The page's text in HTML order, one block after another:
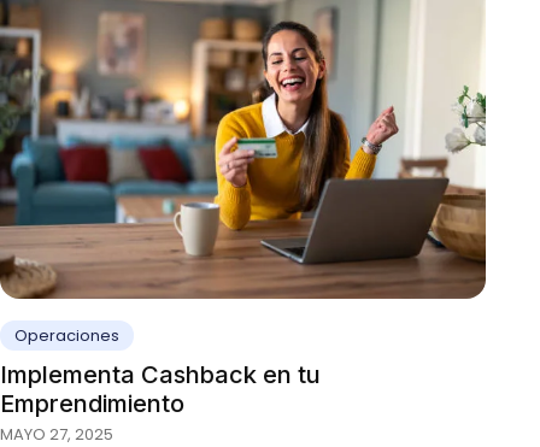
Operaciones
Implementa Cashback en tu
Emprendimiento
MAYO 27, 2025